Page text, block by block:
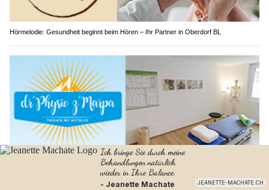
Hörmelodie: Gesundheit beginnt beim Hören – Ihr Partner in Oberdorf BL
Gesund durch Bewegung: Therapieangebote bei dr’Physio z’Marpa